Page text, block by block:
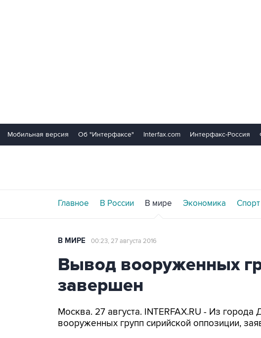
Мобильная версия Об "Интерфаксе" Interfax.com Интерфакс-Россия
Главное В России В мире Экономика Спорт
В МИРЕ 00:23, 27 августа 2016
Вывод вооруженных
завершен
Москва. 27 августа. INTERFAX.RU - Из
вооруженных групп сирийской оппозиции,